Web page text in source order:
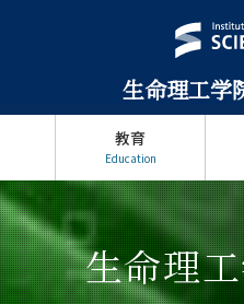
生命理工学
教育
Education
生命理